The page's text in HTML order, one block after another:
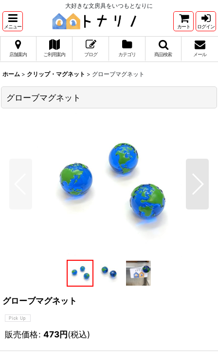
大好きな文房具をいつもとなりに
メニュー カート ログイン
店舗案内 ご利用案内 ブログ カテゴリ 商品検索 メール
ホーム > クリップ・マグネット > グローブマグネット
グローブマグネット
グローブマグネット
販売価格: 473円(税込)